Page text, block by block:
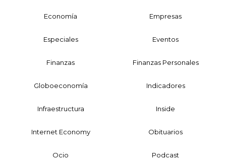
Economía Empresas
Especiales Eventos
Finanzas Finanzas Personales
Globoeconomía Indicadores
Infraestructura Inside
Internet Economy Obituarios
Ocio Podcast